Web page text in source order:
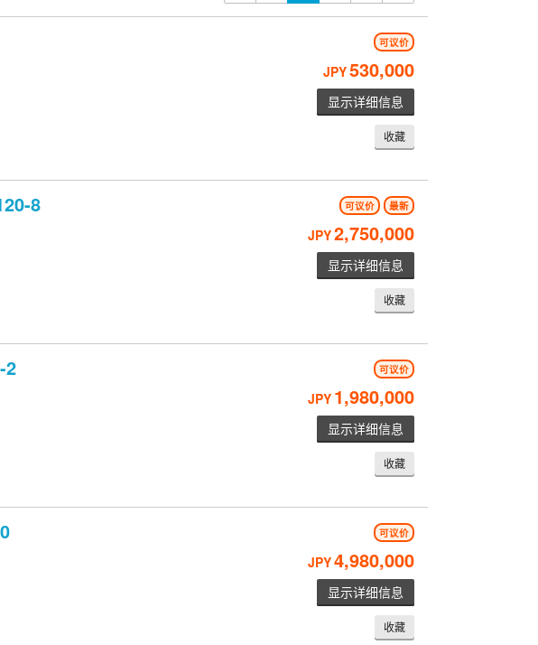
可议价
JPY530,000
显示详细信息
收藏
8 可议价 最新
JPY2,750,000
显示详细信息
收藏
2 可议价
JPY 1,980,000
显示详细信息
收藏
可议价
JPY4,980,000
显示详细信息
收藏